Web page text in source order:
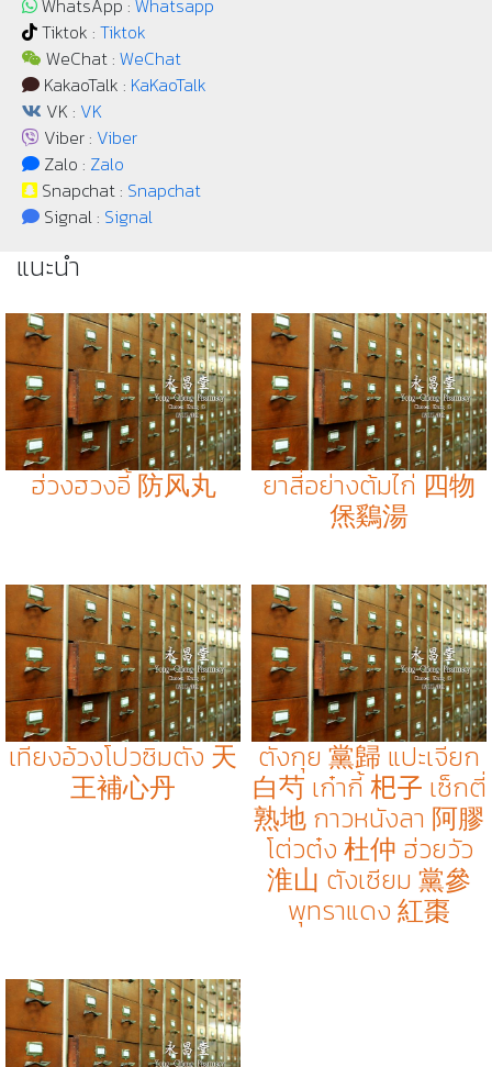
WhatsApp : Whatsapp
Tiktok : Tiktok
WeChat : WeChat
KakaoTalk : KaKaoTalk
VK : VK
Viber : Viber
Zalo : Zalo
Snapchat : Snapchat
Signal : Signal
แนะนำ
ฮ่วงฮวงอี้ 防风丸
ยาสี่อย่างต้มไก่ 四物
㷛鷄湯
เทียงอ้วงโปวซิมตัง 天
王補心丹
ตังกุย 黨歸 แปะเจียก
白芍 เก๋ากี้ 𣏌子 เซ็กตี่
熟地 กาวหนังลา 阿膠
โต่วต๋ง 杜仲 ฮ่วยวัว
淮山 ตังเซียม 黨參
พุทราแดง 紅棗